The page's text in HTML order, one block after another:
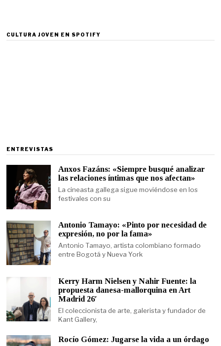
CULTURA JOVEN EN SPOTIFY
ENTREVISTAS
Anxos Fazáns: «Siempre busqué analizar
las relaciones íntimas que nos afectan»
La cineasta gallega sigue moviéndose en los
festivales con su
Antonio Tamayo: «Pinto por necesidad de
expresión, no por la fama»
Antonio Tamayo, artista colombiano formado
entre Bogotá y Nueva York
Kerry Harm Nielsen y Nahir Fuente: la
propuesta danesa-mallorquina en Art
Madrid 26′
El coleccionista de arte, galerista y fundador de
Kant Gallery,
Rocío Gómez: Jugarse la vida a un órdago